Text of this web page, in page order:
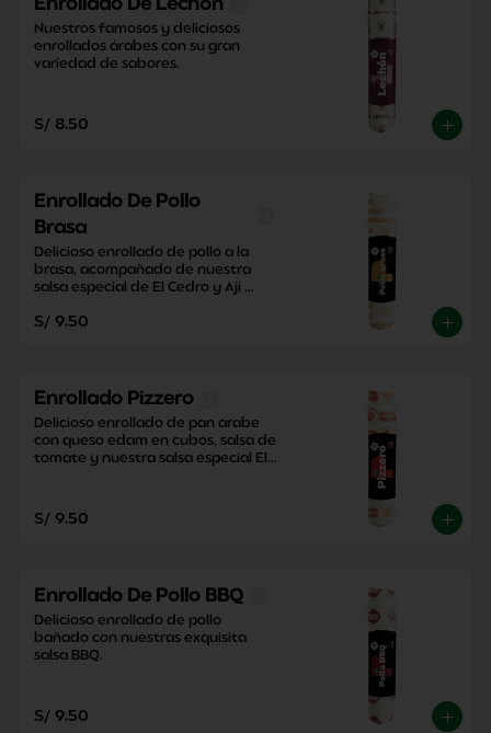
Enrollado De Lechón
Nuestros famosos y deliciosos
enrollados árabes con su gran
variedad de sabores.
S/ 8.50
Enrollado De Pollo
Brasa
Delicioso enrollado de pollo a la
brasa, acompañado de nuestra
salsa especial de El Cedro y Ají
papa dorada.
S/ 9.50
Enrollado Pizzero
Delicioso enrollado de pan arabe
con queso edam en cubos, salsa de
tomate y nuestra salsa especial El
S/ 9.50
Enrollado De Pollo BBQ
Delicioso enrollado de pollo
bañado con nuestras exquisita
salsa BBQ.
S/ 9.50